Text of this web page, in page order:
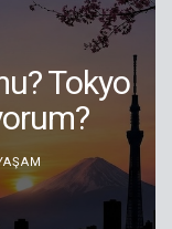
Tokyo